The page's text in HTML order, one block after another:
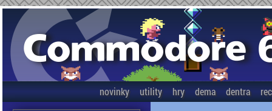
novinky utility hry dema dentra